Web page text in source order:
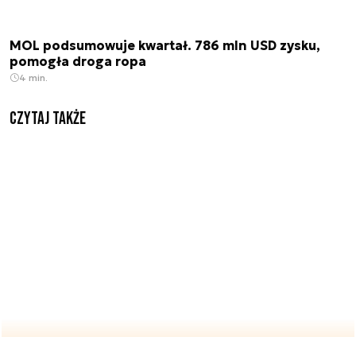
MOL podsumowuje kwartał. 786 mln USD zysku,
pomogła droga ropa
4 min.
Czytaj także